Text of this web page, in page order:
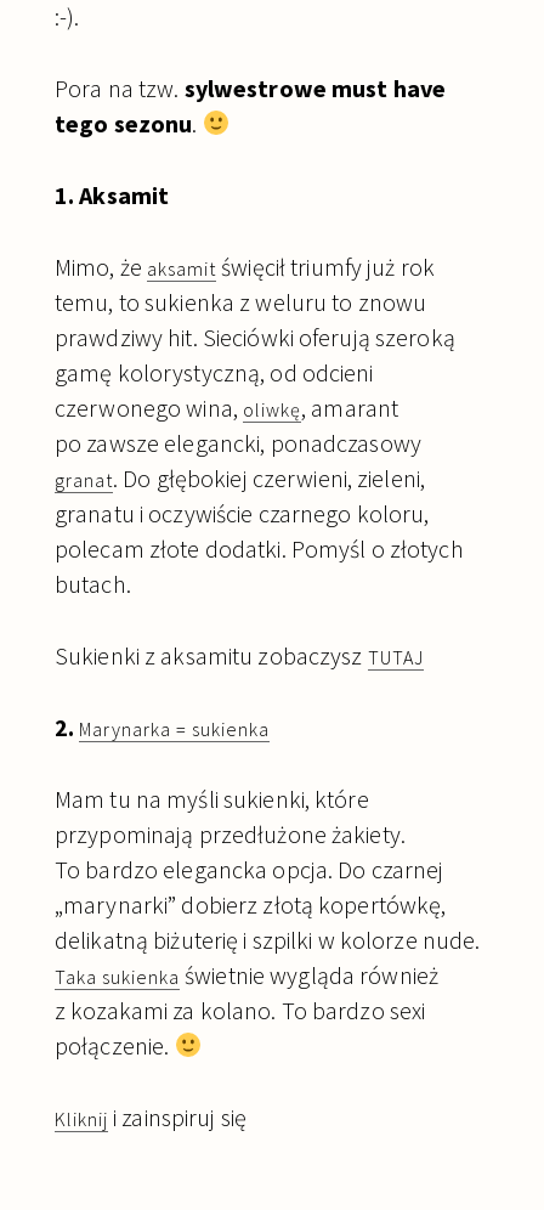
:-).
Pora na tzw. sylwestrowe must have
tego sezonu.
1. Aksamit
Mimo, że aksamit święcił triumfy już rok
temu, to sukienka z weluru to znowu
prawdziwy hit. Sieciówki oferują szeroką
gamę kolorystyczną, od odcieni
czerwonego wina, oliwkę, amarant
po zawsze elegancki, ponadczasowy
granat. Do głębokiej czerwieni, zieleni,
granatu i oczywiście czarnego koloru,
polecam złote dodatki. Pomyśl o złotych
butach.
Sukienki z aksamitu zobaczysz TUTAJ
2. Marynarka = sukienka
Mam tu na myśli sukienki, które
przypominają przedłużone żakiety.
To bardzo elegancka opcja. Do czarnej
„marynarki” dobierz złotą kopertówkę,
delikatną biżuterię i szpilki w kolorze nude.
Taka sukienka świetnie wygląda również
z kozakami za kolano. To bardzo sexi
połączenie.
Kliknij i zainspiruj się